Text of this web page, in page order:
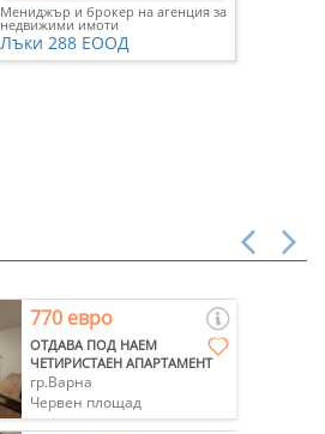
Мениджър и брокер на агенция за
недвижими имоти
Лъки 288 ЕООД
770 евро
ОТДАВА ПОД НАЕМ
ЧЕТИРИСТАЕН АПАРТАМЕНТ
гр.Варна
Червен площад